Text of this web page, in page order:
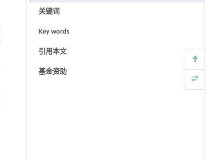
关键词
Key words
引用本文
基金资助